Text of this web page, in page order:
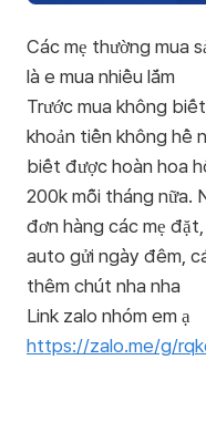
Các mẹ thường mua
là e mua nhiều lắm
Trước mua không
khoản tiền không hề
biết được hoàn hoa
200k mỗi tháng nữa.
đơn hàng các mẹ
auto gửi ngày đêm,
thêm chút nha nha
https://zalo.me/g/